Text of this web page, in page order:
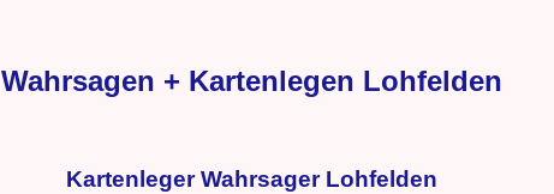
Wahrsagen + Kartenlegen Lohfelden
Kartenleger Wahrsager Lohfelden